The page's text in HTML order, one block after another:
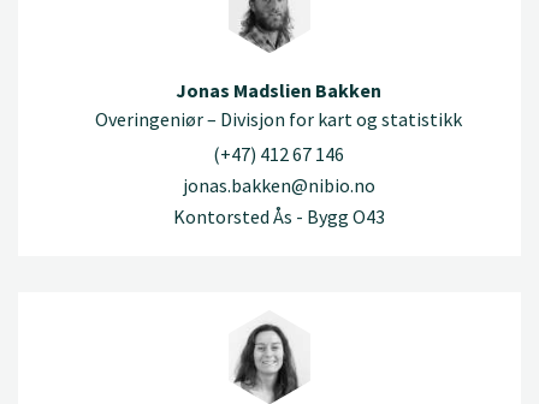
Jonas Madslien Bakken
Overingeniør – Divisjon for kart og statistikk
(+47) 412 67 146
jonas.bakken@nibio.no
Kontorsted Ås - Bygg O43